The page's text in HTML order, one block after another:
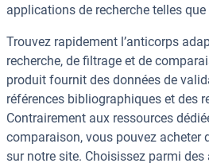
applications de recherche telles que
Trouvez rapidement l’anticorps
recherche, de filtrage et de
produit fournit des données de
références bibliographiques et des
Contrairement aux ressources
comparaison, vous pouvez acheter
sur notre site. Choisissez parmi